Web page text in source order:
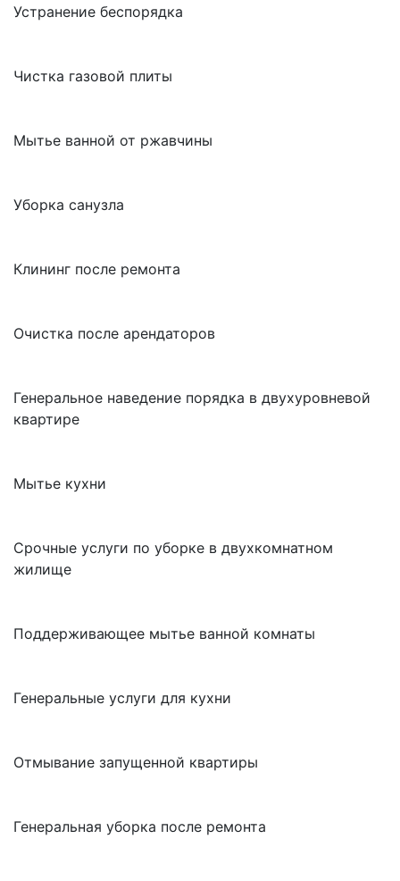
Устранение беспорядка
Чистка газовой плиты
Мытье ванной от ржавчины
Уборка санузла
Клининг после ремонта
Очистка после арендаторов
Генеральное наведение порядка в двухуровневой
квартире
Мытье кухни
Срочные услуги по уборке в двухкомнатном
жилище
Поддерживающее мытье ванной комнаты
Генеральные услуги для кухни
Отмывание запущенной квартиры
Генеральная уборка после ремонта